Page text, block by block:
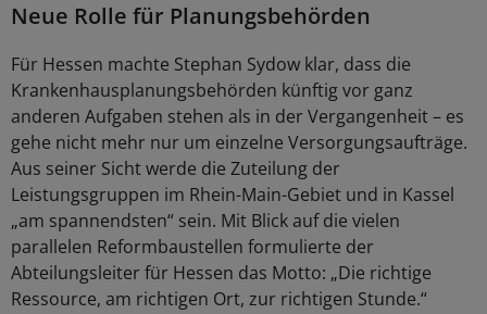
Neue Rolle für Planungsbehörden
Für Hessen machte Stephan Sydow klar, dass die
Krankenhausplanungsbehörden künftig vor ganz
anderen Aufgaben stehen als in der Vergangenheit – es
gehe nicht mehr nur um einzelne Versorgungsaufträge.
Aus seiner Sicht werde die Zuteilung der
Leistungsgruppen im Rhein-Main-Gebiet und in Kassel
„am spannendsten“ sein. Mit Blick auf die vielen
parallelen Reformbaustellen formulierte der
Abteilungsleiter für Hessen das Motto: „Die richtige
Ressource, am richtigen Ort, zur richtigen Stunde.“